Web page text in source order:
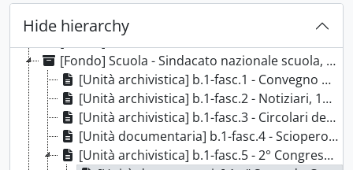
Hide hierarchy
[Fondo] Spi - Spi - Sindacato italiano pensionati - 1961-1996, 1961-1996
[Fondo] Fiom - Fiom - Federazione impiegati operai metallurgici - 1962-2016, 1962-2016
[Fondo] Scuola - Sindacato nazionale scuola, 1967-1975
[Unità archivistica] b.1-fasc.1 - Convegno nazionale costitutivo del Sindacato scuola, 1967
[Unità archivistica] b.1-fasc.2 - Notiziari, 1968
[Unità archivistica] b.1-fasc.3 - Circolari del Sindacato nazionale scuola, 1969 - 1970
[Unità documentaria] b.1-fasc.4 - Sciopero nazionale della scuola, [1973]
[Unità archivistica] b.1-fasc.5 - 2° Congresso provinciale del Sindacato scuola, 1974